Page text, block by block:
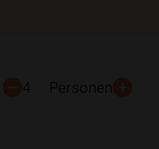
4 Personen